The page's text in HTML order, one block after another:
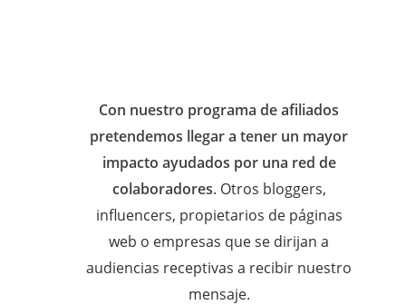
Con nuestro programa de afiliados
pretendemos llegar a tener un mayor
impacto ayudados por una red de
colaboradores. Otros bloggers,
influencers, propietarios de páginas
web o empresas que se dirijan a
audiencias receptivas a recibir nuestro
mensaje.